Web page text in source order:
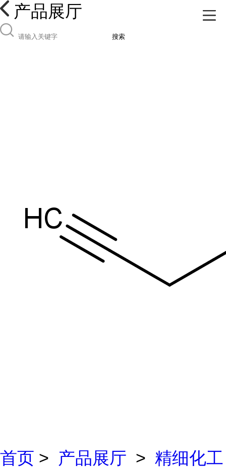
产品展厅
搜索
首页 > 产品展厅 > 精细化工